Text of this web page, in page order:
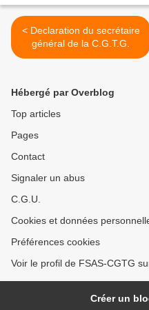
< Declaration du secrétaire
général de la C.G.T.G.
Hébergé par Overblog
Top articles
Pages
Contact
Signaler un abus
C.G.U.
Cookies et données
Préférences cookies
Voir le profil de FSAS-CGTG
Créer un